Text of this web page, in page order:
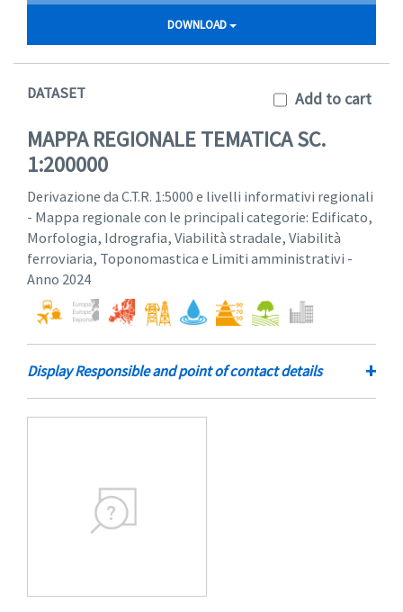
DOWNLOAD
DATASET Add to cart
MAPPA REGIONALE TEMATICA SC.
1:200000
Derivazione da C.T.R. 1:5000 e livelli informativi regionali
- Mappa regionale con le principali categorie: Edificato,
Morfologia, Idrografia, Viabilità stradale, Viabilità
ferroviaria, Toponomastica e Limiti amministrativi -
Anno 2024
Display Responsible and point of contact details +